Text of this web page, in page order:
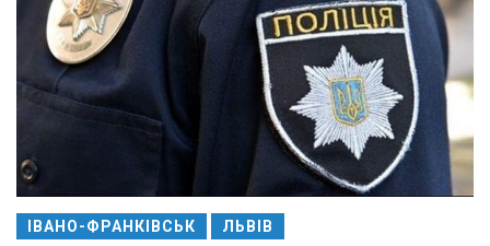
ІВАНО-ФРАНКІВСЬК ЛЬВІВ